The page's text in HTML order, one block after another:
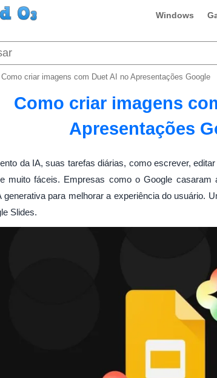
Windows
Como criar imagens com Duet AI no Apresentações Google
Como criar imagens
Apresentações
da IA, suas tarefas diárias, como escrever,
muito fáceis. Empresas como o Google
​​generativa para melhorar a experiência do usuário.
Slides.